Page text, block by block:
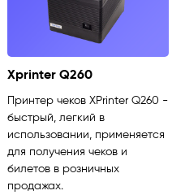
Xprinter Q260
Принтер чеков XPrinter Q260 -
быстрый, легкий в
использовании, применяется
для получения чеков и
билетов в розничных
продажах.